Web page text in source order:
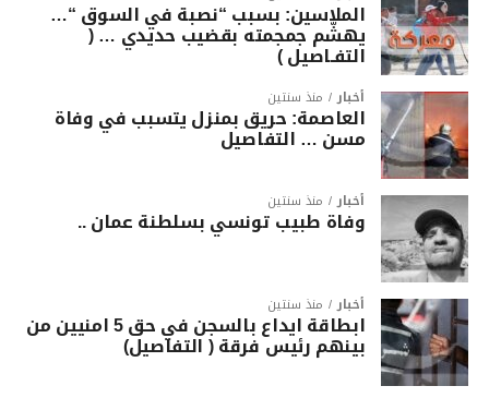
الملاسين: بسبب “نصبة في السوق “…
يهشّم جمجمته بقضيب حديدي … (
التفـاصيل )
أخبار منذ سنتين
العاصمة: حريق بمنزل يتسبب في وفاة
مسن … التفاصيل
أخبار منذ سنتين
وفاة طبيب تونسي بسلطنة عمان ..
أخبار منذ سنتين
ابطاقة ايداع بالسجن في حق 5 امنيين من
بينهم رئيس فرقة ( التفاصيل)